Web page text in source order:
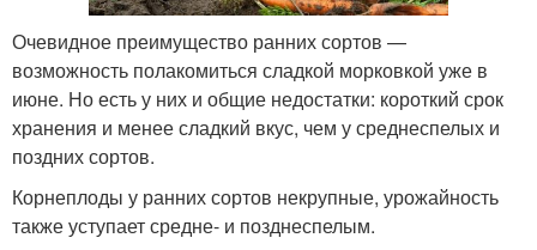
Очевидное преимущество ранних сортов —
возможность полакомиться сладкой морковкой уже в
июне. Но есть у них и общие недостатки: короткий срок
хранения и менее сладкий вкус, чем у среднеспелых и
поздних сортов.
Корнеплоды у ранних сортов некрупные, урожайность
также уступает средне- и позднеспелым.